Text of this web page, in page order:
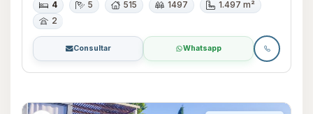
4 5 515 1497
1.497 m²
2
Consultar Whatsapp